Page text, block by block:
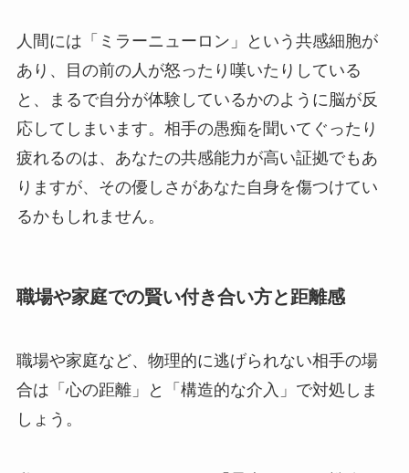
人間には「ミラーニューロン」という共感細胞が
あり、目の前の人が怒ったり嘆いたりしている
と、まるで自分が体験しているかのように脳が反
応してしまいます。相手の愚痴を聞いてぐったり
疲れるのは、あなたの共感能力が高い証拠でもあ
りますが、その優しさがあなた自身を傷つけてい
るかもしれません。
職場や家庭での賢い付き合い方と距離感
職場や家庭など、物理的に逃げられない相手の場
合は「心の距離」と「構造的な介入」で対処しま
しょう。